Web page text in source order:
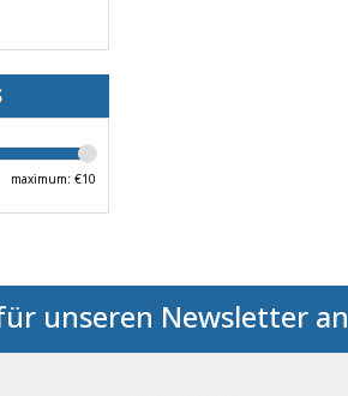
maximum: €10
unseren Newsletter an